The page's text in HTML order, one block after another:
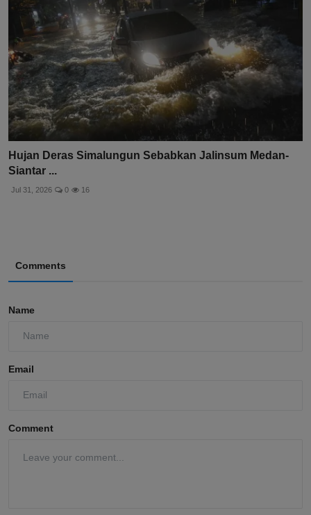
Hujan Deras Simalungun Sebabkan Jalinsum Medan-
Siantar ...
Jul 31, 2026 0 16
Comments
Name
Email
Comment